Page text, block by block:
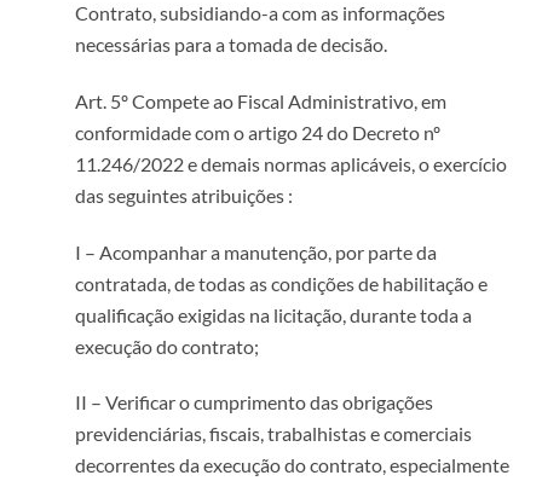
Contrato, subsidiando-a com as informações
necessárias para a tomada de decisão.
Art. 5º Compete ao Fiscal Administrativo, em
conformidade com o artigo 24 do Decreto nº
11.246/2022 e demais normas aplicáveis, o exercício
das seguintes atribuições :
I – Acompanhar a manutenção, por parte da
contratada, de todas as condições de habilitação e
qualificação exigidas na licitação, durante toda a
execução do contrato;
II – Verificar o cumprimento das obrigações
previdenciárias, fiscais, trabalhistas e comerciais
decorrentes da execução do contrato, especialmente